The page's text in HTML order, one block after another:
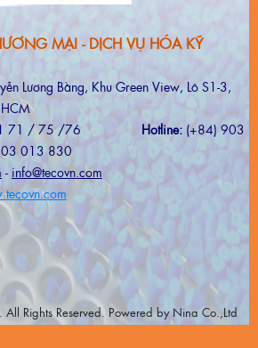
MẠI - DỊCH VỤ HÓA KỸ
Lương Bằng, Khu Green View, Lô S1-3,
71 / 75 /76 Hotline: (+84) 903
013 830
- info@tecovn.com
Rights Reserved. Powered by Nina Co.,Ltd